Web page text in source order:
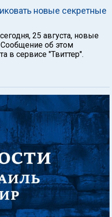
новые секретные
25 августа, новые
об этом
в сервисе "Твиттер".